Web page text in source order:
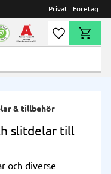
Privat Företag
Önskelista
& tillbehör
slitdelar till
och diverse